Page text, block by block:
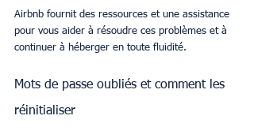
Airbnb fournit des ressources et une assistance
pour vous aider à résoudre ces problèmes et à
continuer à héberger en toute fluidité.
Mots de passe oubliés et comment les
réinitialiser